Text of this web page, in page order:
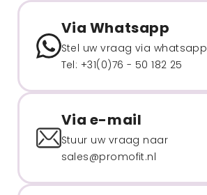
Via Whatsapp
Stel uw vraag via whatsapp
Tel: +31(0)76 - 50 182 25
Via e-mail
Stuur uw vraag naar
sales@promofit.nl